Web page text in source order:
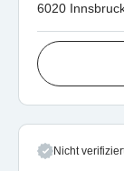
6020
Nicht